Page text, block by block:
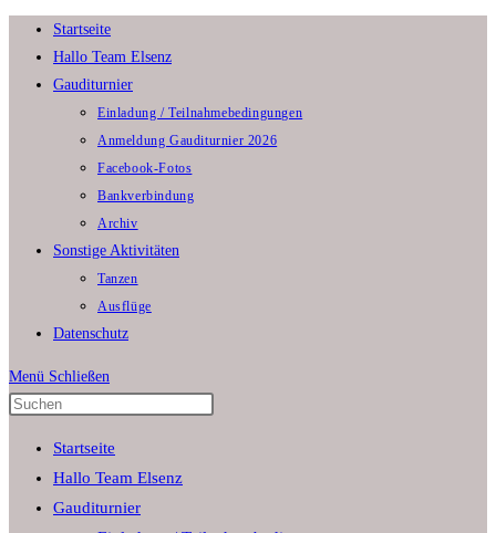
Zum
Inhalt
springen
Startseite
Hallo Team Elsenz
Gauditurnier
Einladung / Teilnahmebedingungen
Anmeldung Gauditurnier 2026
Facebook-Fotos
Bankverbindung
Archiv
Sonstige Aktivitäten
Tanzen
Ausflüge
Datenschutz
Menü Schließen
Startseite
Hallo Team Elsenz
Gauditurnier